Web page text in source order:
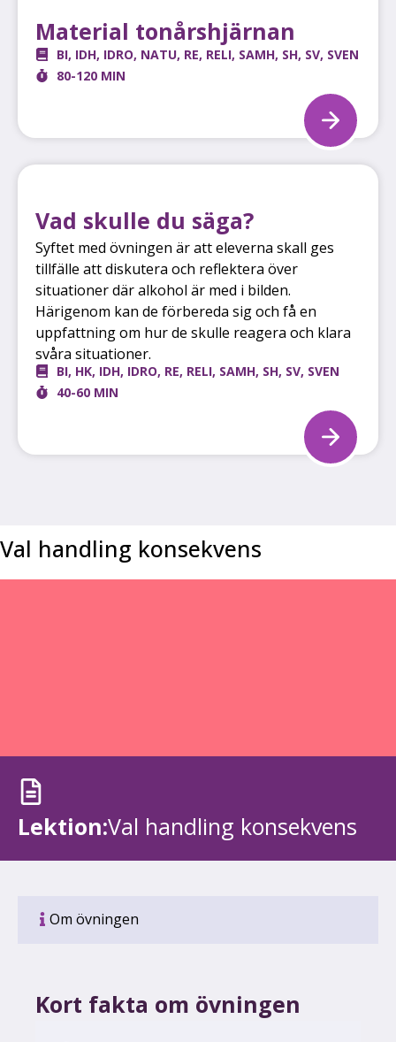
Material tonårshjärnan
BI, IDH, IDRO, NATU, RE, RELI, SAMH, SH, SV, SVEN
80-120 MIN
Vad skulle du säga?
Syftet med övningen är att eleverna skall ges
tillfälle att diskutera och reflektera över
situationer där alkohol är med i bilden.
Härigenom kan de förbereda sig och få en
uppfattning om hur de skulle reagera och klara
svåra situationer.
BI, HK, IDH, IDRO, RE, RELI, SAMH, SH, SV, SVEN
40-60 MIN
Val handling konsekvens
Lektion:Val handling konsekvens
Om övningen
Kort fakta om övningen